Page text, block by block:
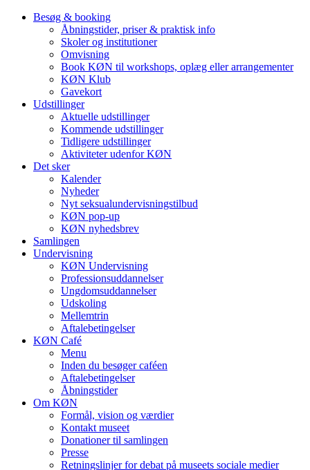
Besøg & booking
Åbningstider, priser & praktisk info
Skoler og institutioner
Omvisning
Book KØN til workshops, oplæg eller arrangementer
KØN Klub
Gavekort
Udstillinger
Aktuelle udstillinger
Kommende udstillinger
Tidligere udstillinger
Aktiviteter udenfor KØN
Det sker
Kalender
Nyheder
Nyt seksualundervisningstilbud
KØN pop-up
KØN nyhedsbrev
Samlingen
Undervisning
KØN Undervisning
Professionsuddannelser
Ungdomsuddannelser
Udskoling
Mellemtrin
Aftalebetingelser
KØN Café
Menu
Inden du besøger caféen
Aftalebetingelser
Åbningstider
Om KØN
Formål, vision og værdier
Kontakt museet
Donationer til samlingen
Presse
Retningslinjer for debat på museets sociale medier